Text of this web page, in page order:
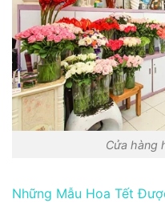
Cửa hàng
Những Mẫu Hoa Tết